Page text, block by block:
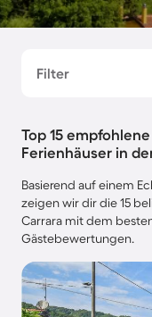
Filter
Top 15
Ferienhäuser in
Basierend auf einem
zeigen wir dir die 15
Carrara mit dem
Gästebewertungen.